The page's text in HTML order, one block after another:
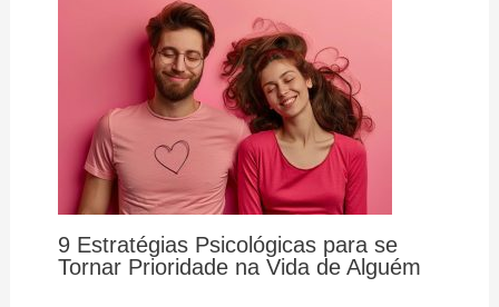
9 Estratégias Psicológicas para se
Tornar Prioridade na Vida de Alguém